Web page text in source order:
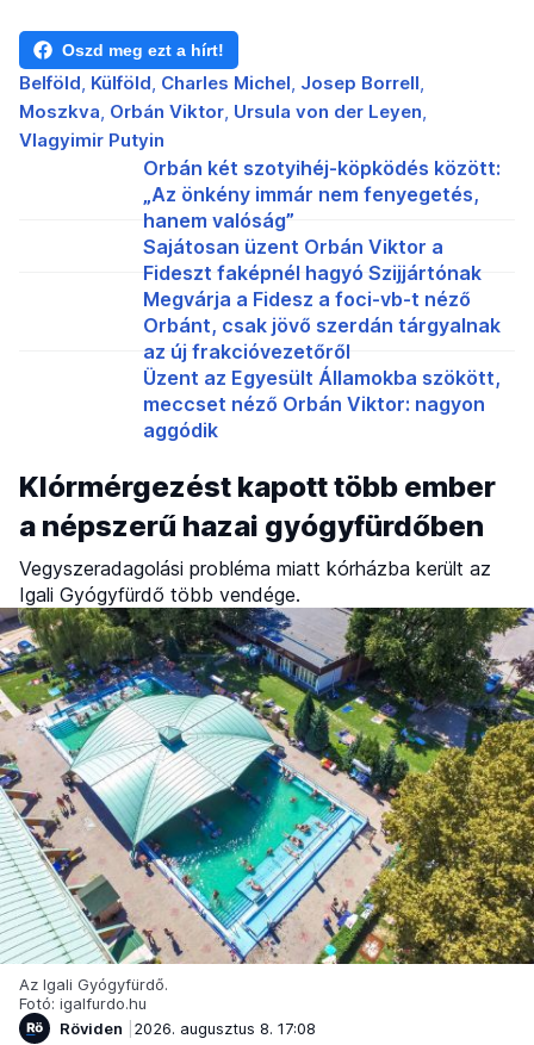
Oszd meg ezt a hírt!
Belföld Külföld Charles Michel Josep Borrell
Moszkva Orbán Viktor Ursula von der Leyen
Vlagyimir Putyin
Orbán két szotyihéj-köpködés között:
„Az önkény immár nem fenyegetés,
hanem valóság”
Sajátosan üzent Orbán Viktor a
Fideszt faképnél hagyó Szijjártónak
Megvárja a Fidesz a foci-vb-t néző
Orbánt, csak jövő szerdán tárgyalnak
az új frakcióvezetőről
Üzent az Egyesült Államokba szökött,
meccset néző Orbán Viktor: nagyon
aggódik
Klórmérgezést kapott több ember
a népszerű hazai gyógyfürdőben
Vegyszeradagolási probléma miatt kórházba került az
Igali Gyógyfürdő több vendége.
Az Igali Gyógyfürdő.
Fotó: igalfurdo.hu
Röviden
2026. augusztus 8. 17:08